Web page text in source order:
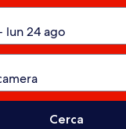
Cerca